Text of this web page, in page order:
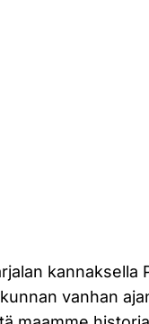
kannaksella
vanhan